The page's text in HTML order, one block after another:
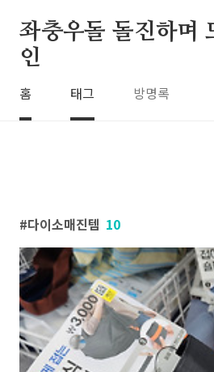
좌충우돌 돌진하며
인
홈 태그 방명록
다이소매진템 10